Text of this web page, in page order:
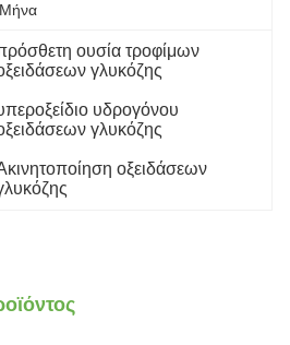
Μήνα
ουσία τροφίμων
γλυκόζης
υδρογόνου
γλυκόζης
οξειδάσεων